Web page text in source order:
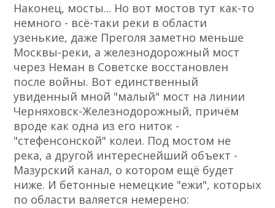
Наконец, мосты... Но вот мостов тут как-то
немного - всё-таки реки в области
узенькие, даже Преголя заметно меньше
Москвы-реки, а железнодорожный мост
через Неман в Советске восстановлен
после войны. Вот единственный
увиденный мной "малый" мост на линии
Черняховск-Железнодорожный, причём
вроде как одна из его ниток -
"стефенсонской" колеи. Под мостом не
река, а другой интереснейший объект -
Мазурский канал, о котором ещё будет
ниже. И бетонные немецкие "ежи", которых
по области валяется немерено: